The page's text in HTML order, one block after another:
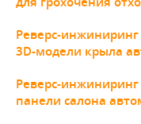
Реверс-инжиниринг
3D-модели крыла
Реверс-
панели салона